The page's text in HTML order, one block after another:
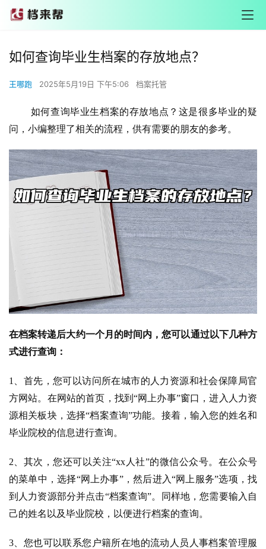
如何查询毕业生档案的存放地点？
王哪跑 2025年5月19日 下午5:06 档案托管
如何查询毕业生档案的存放地点？这是很多毕业的疑
问，小编整理了相关的流程，供有需要的朋友的参考。
在档案转递后大约一个月的时间内，您可以通过以下几种方
式进行查询：
1、首先，您可以访问所在城市的人力资源和社会保障局官
方网站。在网站的首页，找到“网上办事”窗口，进入人力资
源相关板块，选择“档案查询”功能。接着，输入您的姓名和
毕业院校的信息进行查询。
2、其次，您还可以关注“xx人社”的微信公众号。在公众号
的菜单中，选择“网上办事”，然后进入“网上服务”选项，找
到人力资源部分并点击“档案查询”。同样地，您需要输入自
己的姓名以及毕业院校，以便进行档案的查询。
3、您也可以联系您户籍所在地的流动人员人事档案管理服